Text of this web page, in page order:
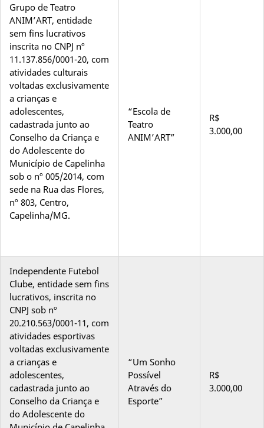
Grupo de Teatro
ANIM’ART, entidade
sem fins lucrativos
inscrita no CNPJ nº
11.137.856/0001-20, com
atividades culturais
voltadas exclusivamente
a crianças e
adolescentes,
cadastrada junto ao
Conselho da Criança e
do Adolescente do
Município de Capelinha
sob o nº 005/2014, com
sede na Rua das Flores,
nº 803, Centro,
Capelinha/MG.
“Escola de
Teatro
ANIM’ART”
R$
3.000,00
Independente Futebol
Clube, entidade sem fins
lucrativos, inscrita no
CNPJ sob nº
20.210.563/0001-11, com
atividades esportivas
voltadas exclusivamente
a crianças e
adolescentes,
cadastrada junto ao
Conselho da Criança e
do Adolescente do
“Um Sonho
Possível
Através do
Esporte”
R$
3.000,00